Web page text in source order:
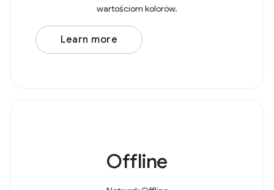
wartościom kolorów.
Learn more
Offline